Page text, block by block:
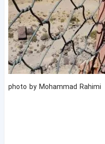
photo by Mohammad Rahimi